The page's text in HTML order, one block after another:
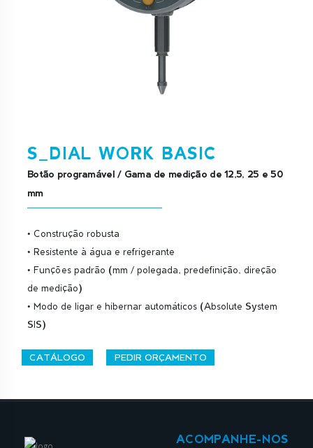
S_DIAL WORK BASIC
Botão programável / Gama de medição de 12,5, 25 e 50
mm
• Construção robusta
• Resistente à água e refrigerante
• Funções padrão (mm / polegada, predefinição, direção
de medição)
• Modo de ligar e hibernar automáticos (Absolute System
SIS)
CATÁLOGO PEDIR ORÇAMENTO
ACOMPANHE-NOS